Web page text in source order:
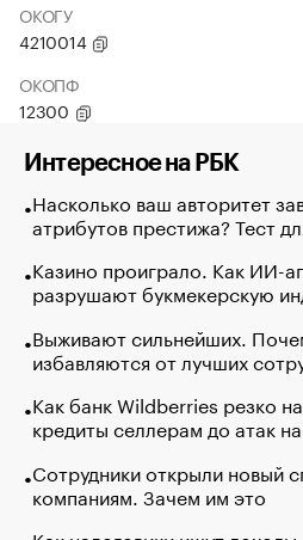
ОКОГУ
4210014
ОКОПФ
12300
Интересное на РБК
Насколько ваш авторитет
атрибутов престижа? Тест
Казино проиграло. Как ИИ-
разрушают букмекерскую
Выживают сильнейших.
избавляются от лучших
Как банк Wildberries резко
кредиты селлерам до атак
Сотрудники открыли новый
компаниям. Зачем им это